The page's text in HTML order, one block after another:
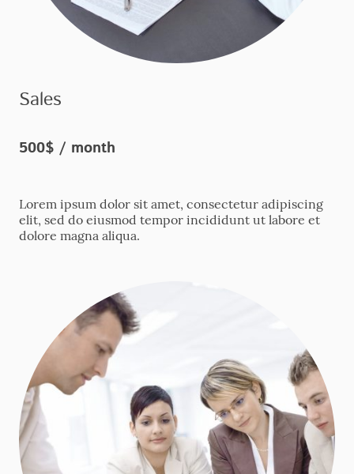
Sales
500$ / month
Lorem ipsum dolor sit amet, consectetur adipiscing
elit, sed do eiusmod tempor incididunt ut labore et
dolore magna aliqua.